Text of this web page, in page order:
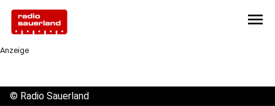
menu
Anzeige
© Radio Sauerland